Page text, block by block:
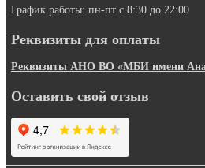
График работы: пн-пт с 8:30 до 22:00
Реквизиты для оплаты
Реквизиты АНО ВО «МБИ имени
Оставить свой отзыв